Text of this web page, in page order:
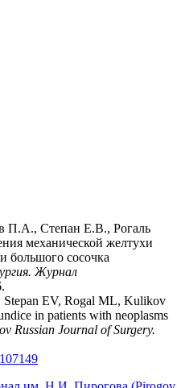
П.А., Степан Е.В., Рогаль
механической желтухи
большого сосочка
Журнал
Stepan EV, Rogal ML, Kulikov
in patients with neoplasms
Russian Journal of Surgery.